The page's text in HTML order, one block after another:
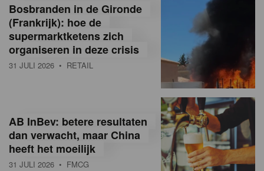
n
e
a
Bosbranden in de Gironde
(Frankrijk): hoe de
supermarktketens zich
organiseren in deze crisis
31 JULI 2026 • RETAIL
AB InBev: betere resultaten
dan verwacht, maar China
heeft het moeilijk
31 JULI 2026 • FMCG